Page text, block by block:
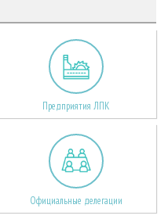
Предприятия ЛПК
Официальные делегации